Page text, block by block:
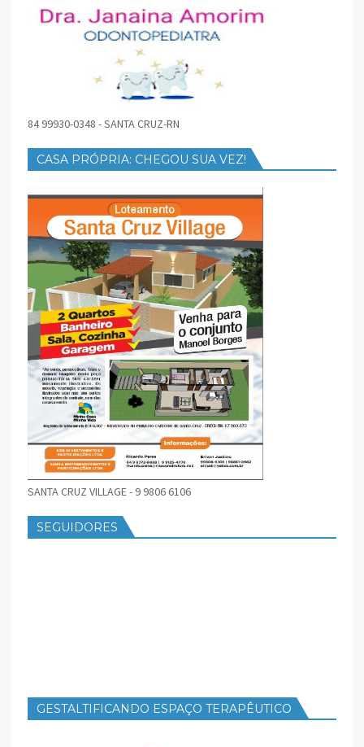
84 99930-0348 - SANTA CRUZ-RN
CASA PRÓPRIA: CHEGOU SUA VEZ!
SANTA CRUZ VILLAGE - 9 9806 6106
SEGUIDORES
GESTALTIFICANDO ESPAÇO TERAPÊUTICO